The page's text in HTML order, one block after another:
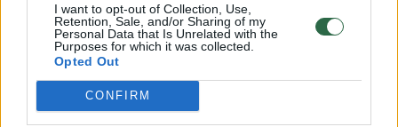
I want to opt-out of Collection, Use,
Retention, Sale, and/or Sharing of my
Personal Data that Is Unrelated with the
Purposes for which it was collected.
Opted Out
CONFIRM